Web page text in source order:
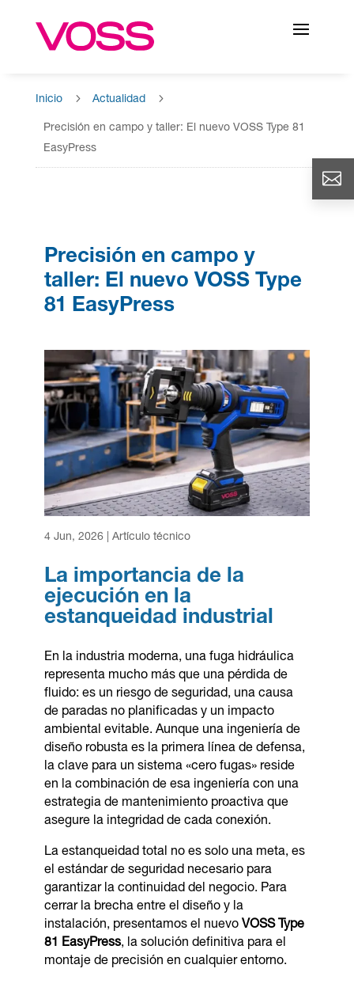
Inicio 5 Actualidad 5
Precisión en campo y taller: El nuevo VOSS Type 81
EasyPress
Precisión en campo y
taller: El nuevo VOSS Type
81 EasyPress
4 Jun, 2026 Artículo técnico
La importancia de la
ejecución en la
estanqueidad industrial
En la industria moderna, una fuga hidráulica
representa mucho más que una pérdida de
fluido: es un riesgo de seguridad, una causa
de paradas no planificadas y un impacto
ambiental evitable. Aunque una ingeniería de
diseño robusta es la primera línea de defensa,
la clave para un sistema «cero fugas» reside
en la combinación de esa ingeniería con una
estrategia de mantenimiento proactiva que
asegure la integridad de cada conexión.
La estanqueidad total no es solo una meta, es
el estándar de seguridad necesario para
garantizar la continuidad del negocio. Para
cerrar la brecha entre el diseño y la
instalación, presentamos el nuevo VOSS Type
81 EasyPress, la solución definitiva para el
montaje de precisión en cualquier entorno.